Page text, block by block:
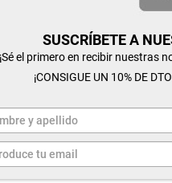
SUSCRÍBETE A
¡Sé el primero en recibir nuestras
¡CONSIGUE UN 10% DE